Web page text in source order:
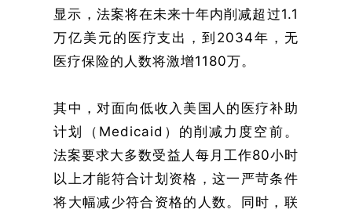
显示，法案将在未来十年内削减超过1.1
万亿美元的医疗支出，到2034年，无
医疗保险的人数将激增1180万。
其中，对面向低收入美国人的医疗补助
计划（Medicaid）的削减力度空前。
法案要求大多数受益人每月工作80小时
以上才能符合计划资格，这一严苛条件
将大幅减少符合资格的人数。同时，联